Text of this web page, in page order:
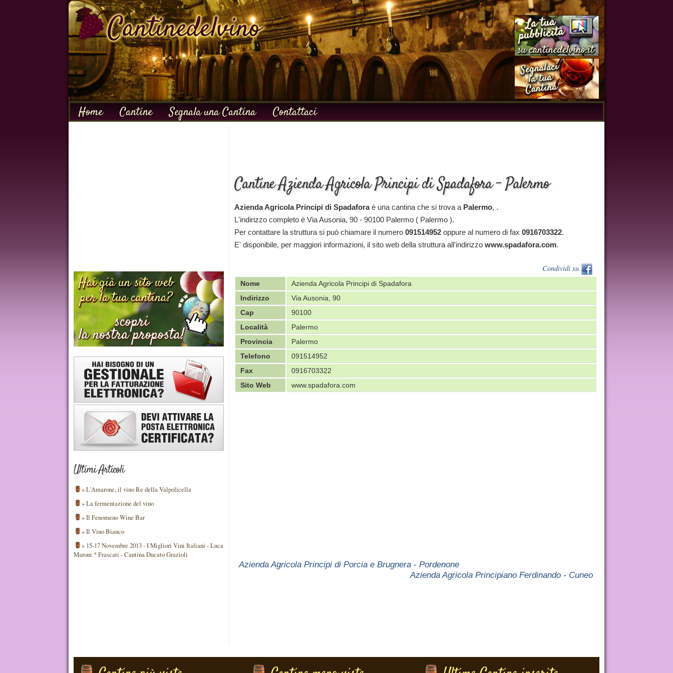
Home Cantine Segnala una Cantina Contattaci
Ultimi Articoli
»L'Amarone, il vino Re della Valpolicella
»La fermentazione del vino
»Il Fenomeno Wine Bar
»Il Vino Bianco
» 15-17 Novembre 2013 - I Migliori Vini Italiani - Luca
Maroni * Frascati - Cantina Ducato Grazioli
Cantine Azienda Agricola Principi di Spadafora - Palermo
Azienda Agricola Principi di Spadaforaè una cantina che si trova a Palermo, .
L'indirizzo completo è Via Ausonia, 90 - 90100 Palermo ( Palermo ).
Per contattare la struttura si può chiamare il numero 091514952 oppure al numero di fax 0916703322.
E' disponibile, per maggiori informazioni, il sito web della struttura all'indirizzo www.spadafora.com.
Condividi su
Nome
Azienda Agricola Principi di Spadafora
Indirizzo
Via Ausonia, 90
Cap
90100
Località
Palermo
Provincia
Palermo
Telefono
091514952
Fax
0916703322
Sito Web
www.spadafora.com
Azienda Agricola Principi di Porcia e Brugnera - Pordenone
Azienda Agricola Principiano Ferdinando - Cuneo